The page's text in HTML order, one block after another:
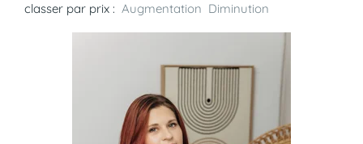
classer par prix : Augmentation Diminution